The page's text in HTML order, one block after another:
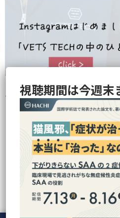
VETS TECHの中のひとらが撮影・企
ります
のぞいて
最近の投稿 人気の記事
視聴期間は今週末